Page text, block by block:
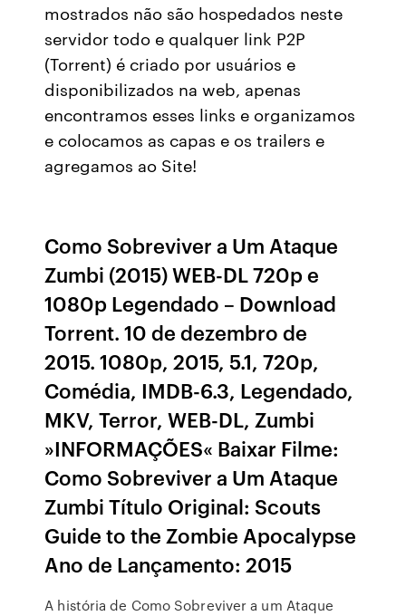
mostrados não são hospedados neste
servidor todo e qualquer link P2P
(Torrent) é criado por usuários e
disponibilizados na web, apenas
encontramos esses links e organizamos
e colocamos as capas e os trailers e
agregamos ao Site!
Como Sobreviver a Um Ataque
Zumbi (2015) WEB-DL 720p e
1080p Legendado – Download
Torrent. 10 de dezembro de
2015. 1080p, 2015, 5.1, 720p,
Comédia, IMDB-6.3, Legendado,
MKV, Terror, WEB-DL, Zumbi
»INFORMAÇÕES« Baixar Filme:
Como Sobreviver a Um Ataque
Zumbi Título Original: Scouts
Guide to the Zombie Apocalypse
Ano de Lançamento: 2015
A história de Como Sobreviver a um Ataque